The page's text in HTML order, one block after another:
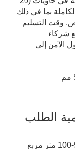
الكاملة بما في ذلك
وقت التسليم
مع شركاء
الآمن إلى
الطلب
أ: الحد الأدنى لكمية الطلب القياسي هو 50-100 متر مربع